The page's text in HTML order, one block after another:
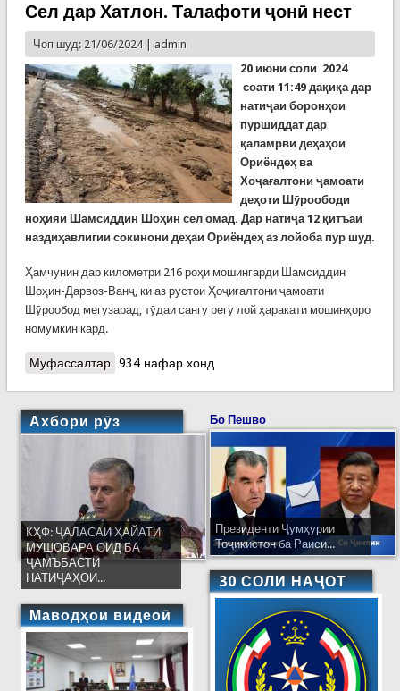
Сел дар Хатлон. Талафоти ҷонӣ нест
Чоп шуд: 21/06/2024 | admin
20 июни соли 2024
соати 11:49 дақиқа дар
натиҷаи боронҳои
пуршиддат дар
қаламрви деҳаҳои
Ориёндеҳ ва
Хоҷағалтони ҷамоати
деҳоти Шӯроободи
ноҳияи Шамсиддин Шоҳин сел омад. Дар натиҷа 12 қитъаи
наздиҳавлигии сокинони деҳаи Ориёндеҳ аз лойоба пур шуд.
Ҳамчунин дар километри 216 роҳи мошингарди Шамсиддин
Шоҳин-Дарвоз-Ванҷ, ки аз рустои Ҳоҷиғалтони ҷамоати
Шӯрообод мегузарад, тӯдаи сангу регу лой ҳаракати мошинҳоро
номумкин кард.
Муфассалтаро Сел дар Хатлон. Талафоти ҷонӣ нест
934 нафар хонд
Ахбори рӯз
КҲФ: ҶАЛАСАИ ҲАЙАТИ
МУШОВАРА ОИД БА
ҶАМЪБАСТИ
НАТИҶАҲОИ...
Маводҳои видеоӣ
Бо Пешво
Президенти Ҷумҳурии
Тоҷикистон ба Раиси...
30 СОЛИ НАҶОТ